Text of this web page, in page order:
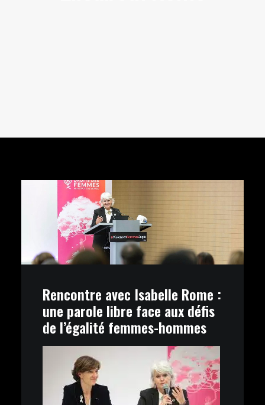
Rencontre avec Isabelle Rome :
une parole libre face aux défis
de l’égalité femmes-hommes